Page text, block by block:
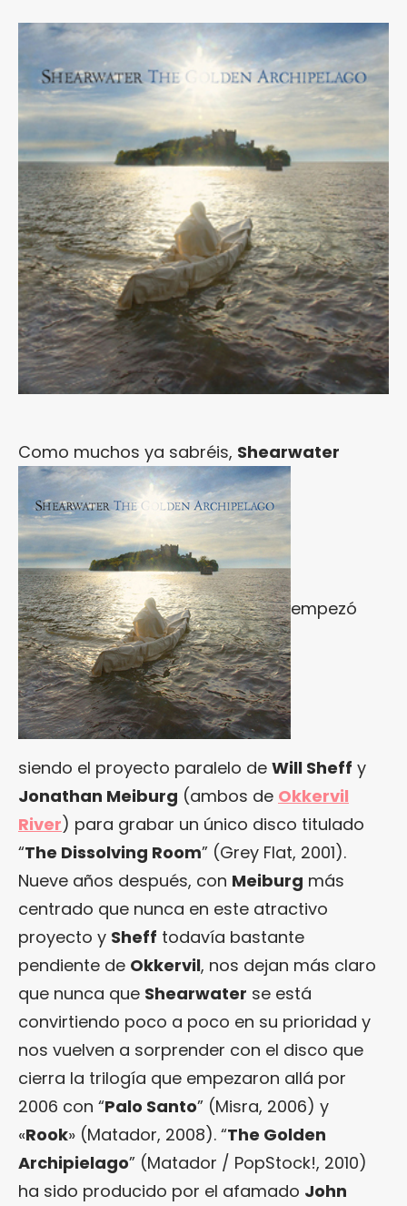
Como muchos ya sabréis, Shearwater
empezó
siendo el proyecto paralelo de Will Sheff y
Jonathan Meiburg (ambos de Okkervil
River) para grabar un único disco titulado
“The Dissolving Room” (Grey Flat, 2001).
Nueve años después, con Meiburg más
centrado que nunca en este atractivo
proyecto y Sheff todavía bastante
pendiente de Okkervil, nos dejan más claro
que nunca que Shearwater se está
convirtiendo poco a poco en su prioridad y
nos vuelven a sorprender con el disco que
cierra la trilogía que empezaron allá por
2006 con “Palo Santo” (Misra, 2006) y
«Rook» (Matador, 2008). “The Golden
Archipielago” (Matador / PopStock!, 2010)
ha sido producido por el afamado John